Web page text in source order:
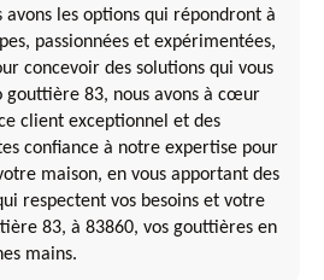
avons les options qui répondront à
passionnées et expérimentées,
concevoir des solutions qui vous
gouttière 83, nous avons à cœur
client exceptionnel et des
confiance à notre expertise pour
maison, en vous apportant des
respectent vos besoins et votre
83, à 83860, vos gouttières en
mains.